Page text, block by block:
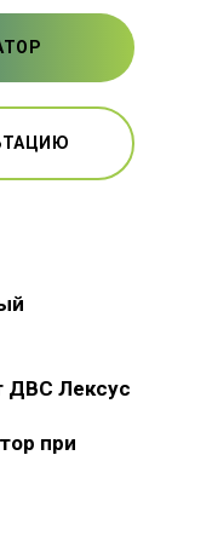
ДВС Лексус
при